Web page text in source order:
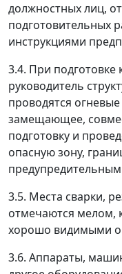
должностных лиц,
подготовительных
инструкциями
3.4. При
руководитель
проводятся
замещающее,
подготовку и
опасную зону,
3.5. Места сварки,
отмечаются мелом,
хорошо видимыми
3.6. Аппараты,